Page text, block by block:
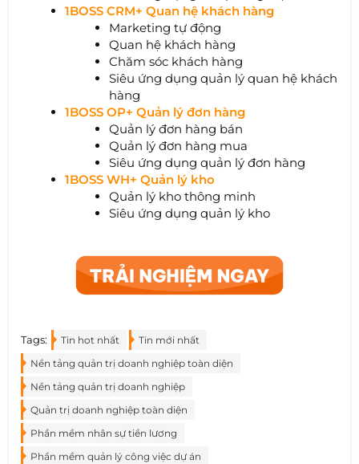
1BOSS CRM+ Quan hệ khách hàng
Marketing tự động
Quan hệ khách hàng
Chăm sóc khách hàng
Siêu ứng dụng quản lý quan hệ khách
hàng
1BOSS OP+ Quản lý đơn hàng
Quản lý đơn hàng bán
Quản lý đơn hàng mua
Siêu ứng dụng quản lý đơn hàng
1BOSS WH+ Quản lý kho
Quản lý kho thông minh
Siêu ứng dụng quản lý kho
Tags: Tin hot nhất
Tin mới nhất
Nền tảng quản trị doanh nghiệp toàn diện
Nền tảng quản trị doanh nghiệp
Quản trị doanh nghiệp toàn diện
Phần mềm nhân sự tiền lương
Phần mềm quản lý công việc dự án